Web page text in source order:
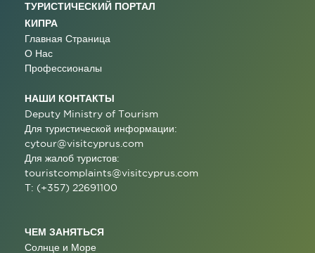
ТУРИСТИЧЕСКИЙ ПОРТАЛ
КИПРА
Главная Страница
О Нас
Профессионалы
НАШИ КОНТАКТЫ
Deputy Ministry of Tourism
Для туристической информации:
cytour@visitcyprus.com
Для жалоб туристов:
touristcomplaints@visitcyprus.com
T: (+357) 22691100
ЧЕМ ЗАНЯТЬСЯ
Солнце и Море